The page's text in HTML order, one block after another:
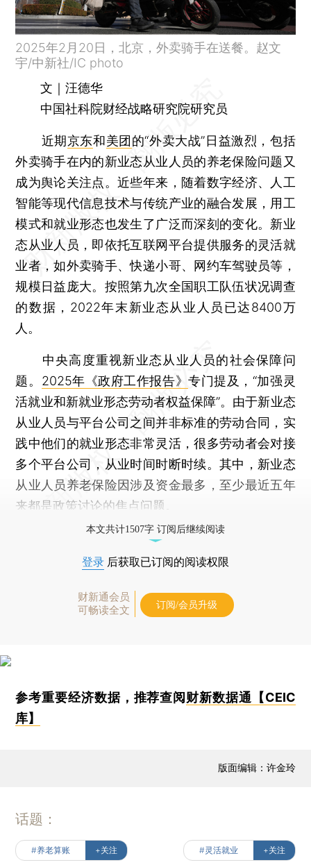
2025年2月20日，北京，外卖骑手在送餐。赵文
宇/中新社/IC photo
文｜汪德华
中国社科院财经战略研究院研究员
近期京东和美团的“外卖大战”日益激烈，包括
外卖骑手在内的新业态从业人员的养老保险问题又
成为舆论关注点。近些年来，随着数字经济、人工
智能等现代信息技术与传统产业的融合发展，用工
模式和就业形态也发生了广泛而深刻的变化。新业
态从业人员，即依托互联网平台提供服务的灵活就
业者，如外卖骑手、快递小哥、网约车驾驶员等，
规模日益庞大。按照第九次全国职工队伍状况调查
的数据，2022年末新业态从业人员已达8400万
人。
中央高度重视新业态从业人员的社会保障问
题。 2025年《政府工作报告》专门提及，“加强灵
活就业和新就业形态劳动者权益保障”。由于新业态
从业人员与平台公司之间并非标准的劳动合同，实
践中他们的就业形态非常灵活，很多劳动者会对接
多个平台公司，从业时间时断时续。其中，新业态
从业人员养老保险因涉及资金最多，至少最近五年
来都是政策讨论的焦点问题。
本文共计1507字 订阅后继续阅读
登录 后获取已订阅的阅读权限
财新通会员
可畅读全文
订阅/会员升级
参考重要经济数据，推荐查阅财新数据通【CEIC
库】
版面编辑：许金玲
话题：
#养老算账 +关注 #灵活就业 +关注